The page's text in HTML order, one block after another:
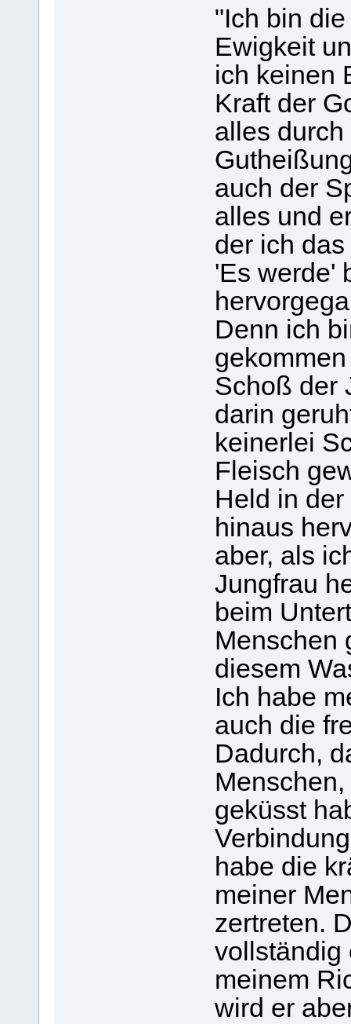
"Ich bin
Ewigkeit
ich keinen
Kraft der
alles
auch der
alles und
der ich
'Es werde'
Denn ich
Schoß der
darin
keinerlei
Fleisch
Held in
hinaus
aber, als
Jungfrau
beim
Menschen
diesem
Ich habe
auch die
Dadurch,
geküsst
habe die
meiner
zertreten.
vollständig
meinem
wird er